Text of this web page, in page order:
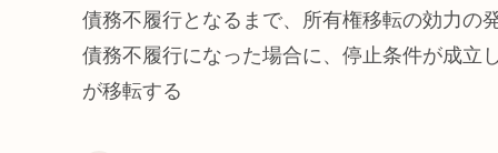
債務不履行となるまで、所有権移転の効力の
債務不履行になった場合に、停止条件が成立
が移転する